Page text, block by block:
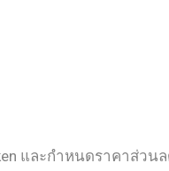
และกำหนดราคาส่วน